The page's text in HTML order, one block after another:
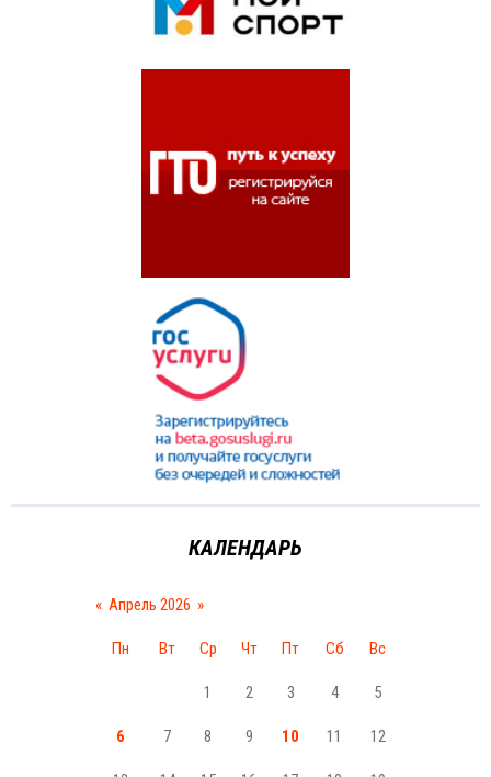
КАЛЕНДАРЬ
« Апрель 2026 »
Пн Вт Ср Чт Пт Сб Вс
1 2 3 4 5
6 7 8 9 10 11 12